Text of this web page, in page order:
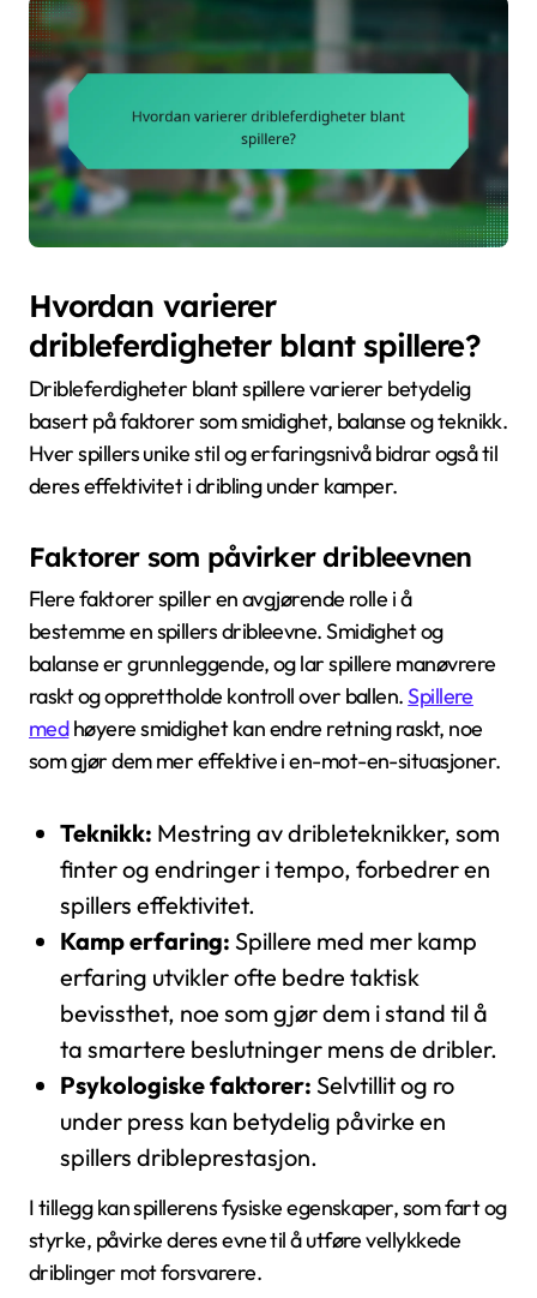
Hvordan varierer
dribleferdigheter blant spillere?
Dribleferdigheter blant spillere varierer betydelig
basert på faktorer som smidighet, balanse og teknikk.
Hver spillers unike stil og erfaringsnivå bidrar også til
deres effektivitet i dribling under kamper.
Faktorer som påvirker dribleevnen
Flere faktorer spiller en avgjørende rolle i å
bestemme en spillers dribleevne. Smidighet og
balanse er grunnleggende, og lar spillere manøvrere
raskt og opprettholde kontroll over ballen.Spillere
medhøyere smidighet kan endre retning raskt, noe
som gjør dem mer effektive i en-mot-en-situasjoner.
Teknikk: Mestring av dribleteknikker, som
finter og endringer i tempo, forbedrer en
spillers effektivitet.
Kamp erfaring: Spillere med mer kamp
erfaring utvikler ofte bedre taktisk
bevissthet, noe som gjør dem i stand til å
ta smartere beslutninger mens de dribler.
Psykologiske faktorer: Selvtillit og ro
under press kan betydelig påvirke en
spillers dribleprestasjon.
I tillegg kan spillerens fysiske egenskaper, som fart og
styrke, påvirke deres evne til å utføre vellykkede
driblinger mot forsvarere.